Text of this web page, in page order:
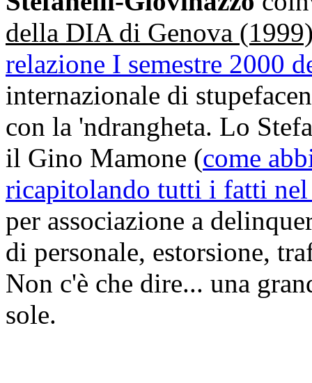
della DIA di Genova
relazione I semestre 2000
internazionale di
con la 'ndrangheta. Lo
il Gino Mamone (come
ricapitolando tutti i fatti nel
per associazione a
di personale, estorsione,
Non c'è che dire... una
sole.